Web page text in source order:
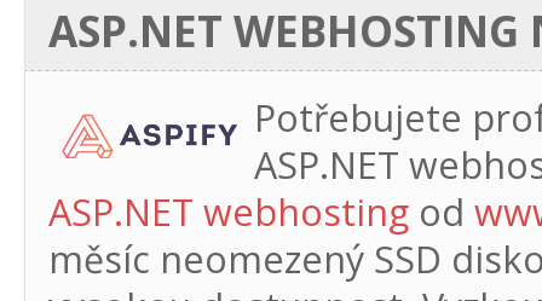
ASP.NET WEBHOSTING
Potřebujete
ASP.NET
ASP.NET webhosting od
měsíc neomezený SSD